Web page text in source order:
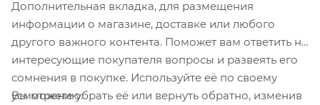
Дополнительная вкладка, для размещения
информации о магазине, доставке или любого
другого важного контента. Поможет вам ответить на
интересующие покупателя вопросы и развеять его
сомнения в покупке. Используйте её по своему
усмотрению.
Вы можете убрать её или вернуть обратно, изменив